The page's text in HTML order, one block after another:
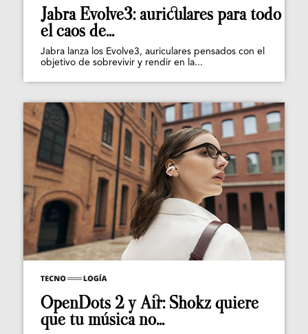
Jabra Evolve3: auriculares para todo
el caos de...
Jabra lanza los Evolve3, auriculares pensados con el
objetivo de sobrevivir y rendir en la...
OpenDots 2 y Air: Shokz quiere
que tu música no...